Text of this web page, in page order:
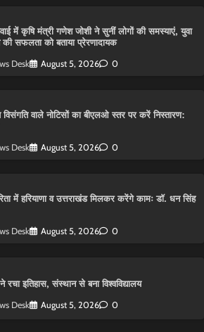
में कृषि मंत्री गणेश जोशी ने सुनीं लोगों की समस्याएं, युवा
की सफलता को बताया प्रेरणादायक
Desk August 5, 2026 0
विसंगति वाले नोटिसों का बीएलओ स्तर पर करें निस्तारण:
Desk August 5, 2026 0
में हरियाणा व उत्तराखंड मिलकर करेंगे कामः डाॅ. धन सिंह
Desk August 5, 2026 0
रचा इतिहास, संस्थान से बना विश्वविद्यालय
Desk August 5, 2026 0